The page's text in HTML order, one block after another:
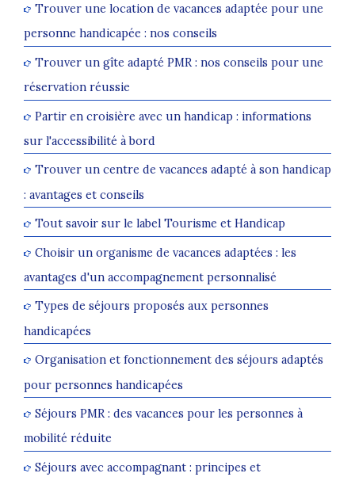
Trouver une location de vacances adaptée pour une
personne handicapée : nos conseils
Trouver un gîte adapté PMR : nos conseils pour une
réservation réussie
Partir en croisière avec un handicap : informations
sur l'accessibilité à bord
Trouver un centre de vacances adapté à son handicap
: avantages et conseils
Tout savoir sur le label Tourisme et Handicap
Choisir un organisme de vacances adaptées : les
avantages d'un accompagnement personnalisé
Types de séjours proposés aux personnes
handicapées
Organisation et fonctionnement des séjours adaptés
pour personnes handicapées
Séjours PMR : des vacances pour les personnes à
mobilité réduite
Séjours avec accompagnant : principes et